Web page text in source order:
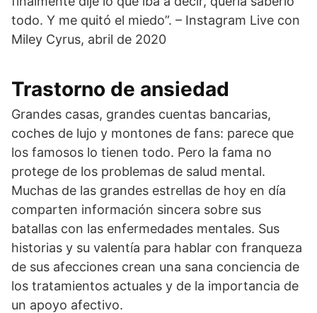
todo. Y me quitó el miedo”. – Instagram Live con
Miley Cyrus, abril de 2020
Trastorno de ansiedad
Grandes casas, grandes cuentas bancarias,
coches de lujo y montones de fans: parece que
los famosos lo tienen todo. Pero la fama no
protege de los problemas de salud mental.
Muchas de las grandes estrellas de hoy en día
comparten información sincera sobre sus
batallas con las enfermedades mentales. Sus
historias y su valentía para hablar con franqueza
de sus afecciones crean una sana conciencia de
los tratamientos actuales y de la importancia de
un apoyo afectivo.